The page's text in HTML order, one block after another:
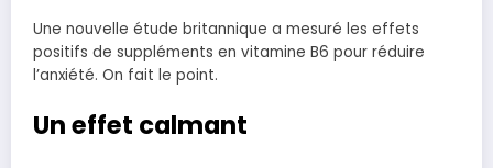
Une nouvelle étude britannique a mesuré les effets
positifs de suppléments en vitamine B6 pour réduire
l’anxiété. On fait le point.
Un effet calmant